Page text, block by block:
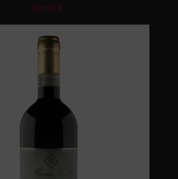
zurück